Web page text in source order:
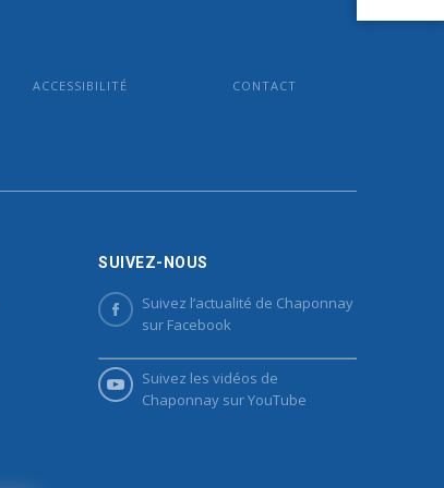
ACCESSIBILITÉ CONTACT
SUIVEZ-NOUS
Suivez l’actualité de Chaponnay
sur Facebook
Suivez les vidéos de
Chaponnay sur YouTube